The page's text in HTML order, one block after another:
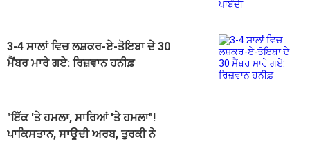
3-4 ਸਾਲਾਂ ਵਿਚ ਲਸ਼ਕਰ-ਏ-ਤੋਇਬਾ ਦੇ 30
ਮੈਂਬਰ ਮਾਰੇ ਗਏ: ਰਿਜ਼ਵਾਨ ਹਨੀਫ਼
"ਇੱਕ 'ਤੇ ਹਮਲਾ, ਸਾਰਿਆਂ 'ਤੇ ਹਮਲਾ"!
ਪਾਕਿਸਤਾਨ, ਸਾਊਦੀ ਅਰਬ, ਤੁਰਕੀ ਨੇ